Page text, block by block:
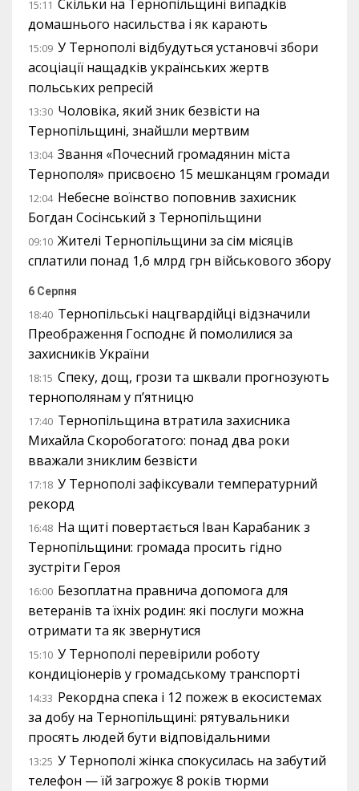
15:11 Скільки на Тернопільщині випадків
домашнього насильства і як карають
15:09 У Тернополі відбудуться установчі збори
асоціації нащадків українських жертв
польських репресій
13:30 Чоловіка, який зник безвісти на
Тернопільщині, знайшли мертвим
13:04 Звання «Почесний громадянин міста
Тернополя» присвоєно 15 мешканцям громади
12:04 Небесне воїнство поповнив захисник
Богдан Сосінський з Тернопільщини
09:10 Жителі Тернопільщини за сім місяців
сплатили понад 1,6 млрд грн військового збору
6 Серпня
18:40 Тернопільські нацгвардійці відзначили
Преображення Господнє й помолилися за
захисників України
18:15 Спеку, дощ, грози та шквали прогнозують
тернополянам у п’ятницю
17:40 Тернопільщина втратила захисника
Михайла Скоробогатого: понад два роки
вважали зниклим безвісти
17:18 У Тернополі зафіксували температурний
рекорд
16:48 На щиті повертається Іван Карабаник з
Тернопільщини: громада просить гідно
зустріти Героя
16:00 Безоплатна правнича допомога для
ветеранів та їхніх родин: які послуги можна
отримати та як звернутися
15:10 У Тернополі перевірили роботу
кондиціонерів у громадському транспорті
14:33 Рекордна спека і 12 пожеж в екосистемах
за добу на Тернопільщині: рятувальники
просять людей бути відповідальними
13:25 У Тернополі жінка спокусилась на забутий
телефон — їй загрожує 8 років тюрми